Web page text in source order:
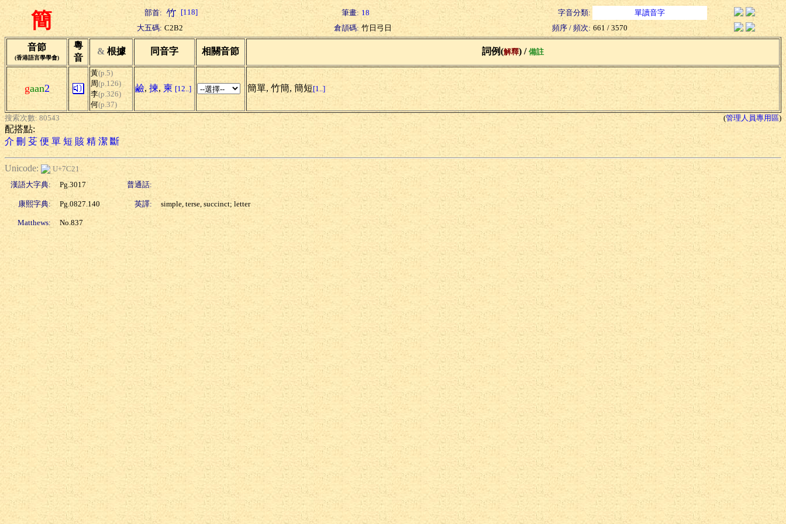
簡 部首: [118] 筆畫: 18 字音分類:
單讀音字
大五碼: C2B2 倉頡碼: 竹日弓日 頻序 / 頻次: 661 / 3570
音節
(香港語言學學會)
粵
音
& 根據 同音字 相關音節 詞例(解釋) / 備註
gaan2
黃(p.5)
周(p.126)
李(p.326)
何(p.37)
鹼, 揀, 柬 [12..] 簡單, 竹簡, 簡短[1..]
搜索次數: 80543 (管理人員專用區)
配搭點:
介 刪 芟 便 單 短 賅 精 潔 斷
Unicode:
U+7C21
漢語大字典:
Pg.3017 普通話:
康熙字典: Pg.0827.140 英譯: simple, terse, succinct; letter
Matthews: No.837